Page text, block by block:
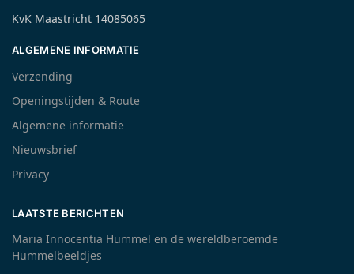
KvK Maastricht 14085065
ALGEMENE INFORMATIE
Verzending
Openingstijden & Route
Algemene informatie
Nieuwsbrief
Privacy
LAATSTE BERICHTEN
Maria Innocentia Hummel en de wereldberoemde
Hummelbeeldjes